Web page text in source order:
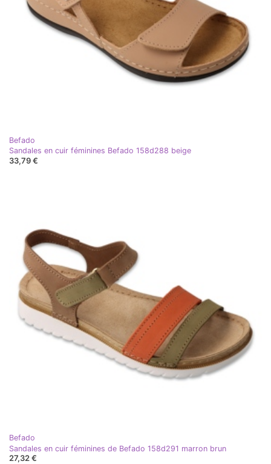
Befado
Sandales en cuir féminines Befado 158d288 beige
33,79 €
Befado
Sandales en cuir féminines de Befado 158d291 marron brun
27,32 €